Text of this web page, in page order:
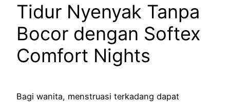
Tidur Nyenyak Tanpa
Bocor dengan Softex
Comfort Nights
Bagi wanita, menstruasi terkadang dapat